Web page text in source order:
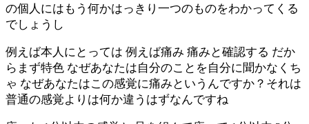
の個人にはもう何かはっきり一つのものをわかってくる
でしょうし
例えば本人にとっては 例えば痛み 痛みと確認する だか
らまず特色 なぜあなたは自分のことを自分に聞かなくち
ゃ なぜあなたはこの感覚に痛みというんですか？それは
普通の感覚よりは何か違うはずなんですね